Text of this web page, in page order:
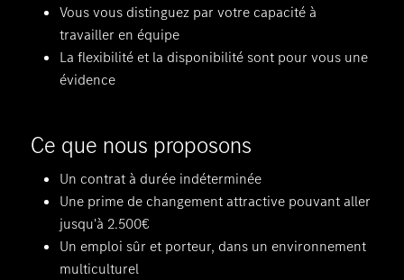
Vous vous distinguez par votre capacité à
travailler en équipe
La flexibilité et la disponibilité sont pour vous une
évidence
Ce que nous proposons
Un contrat à durée indéterminée
Une prime de changement attractive pouvant aller
jusqu'à 2.500€
Un emploi sûr et porteur, dans un environnement
multiculturel